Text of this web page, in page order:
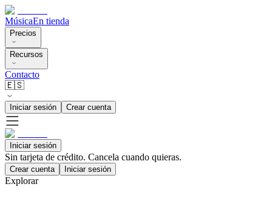
MúsicaEn tienda
Precios
Recursos
Contacto
🇪🇸
Iniciar sesión Crear cuenta
Iniciar sesión
Sin tarjeta de crédito. Cancela cuando quieras.
Crear cuenta Iniciar sesión
Explorar